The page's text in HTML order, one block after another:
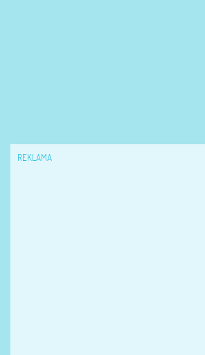
REKLAMA